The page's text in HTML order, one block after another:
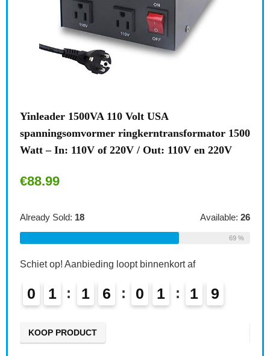
Yinleader 1500VA 110 Volt USA
spanningsomvormer ringkerntransformator 1500
Watt – In: 110V of 220V / Out: 110V en 220V
€88.99
Already Sold: 18 Available: 26
69 %
Schiet op! Aanbieding loopt binnenkort af
0 1 1 6 0 1 1 7
8
KOOP PRODUCT